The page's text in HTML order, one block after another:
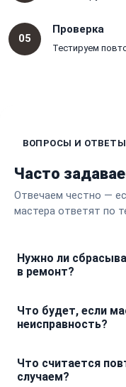
05
Проверка
Тестируем
ВОПРОСЫ И ОТВЕТЫ
Часто
Отвечаем честно —
мастера ответят по
Нужно ли
в ремонт?
программы и режимы
внутренней памяти.
настройки останутся
Что будет, если
неисправность?
которая не была
Что считается
случаем?